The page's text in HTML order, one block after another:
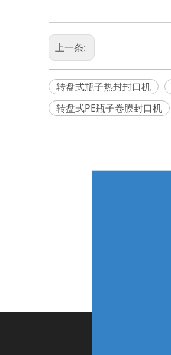
上一条:
转盘式瓶子热封封口机
转盘式PE瓶子卷膜封口机